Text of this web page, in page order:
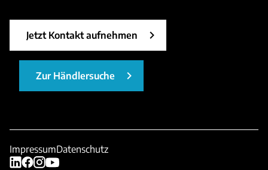
Jetzt Kontakt aufnehmen
Zur Händlersuche
ImpressumDatenschutz